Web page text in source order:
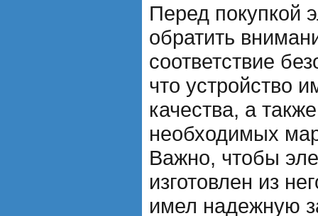
Перед покупкой
обратить
соответствие
что устройство
качества, а
необходимых
Важно, чтобы
изготовлен из
имел надежную